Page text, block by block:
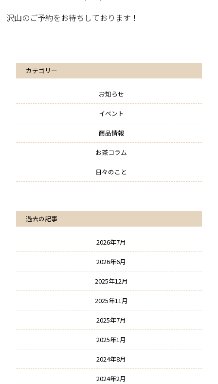
沢山のご予約をお待ちしております！
カテゴリー
お知らせ
イベント
商品情報
お茶コラム
日々のこと
過去の記事
2026年7月
2026年6月
2025年12月
2025年11月
2025年7月
2025年1月
2024年8月
2024年2月